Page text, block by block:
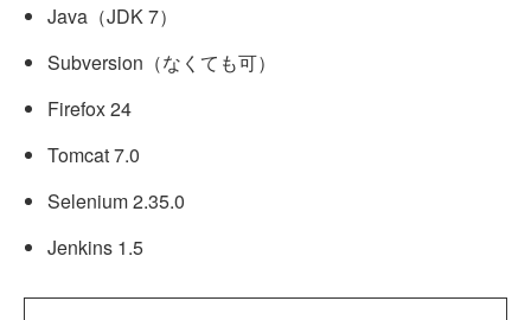
Java（JDK 7）
Subversion（なくても可）
Firefox 24
Tomcat 7.0
Selenium 2.35.0
Jenkins 1.5